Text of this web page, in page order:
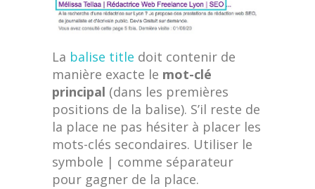
La balise title doit contenir de
manière exacte le mot-clé
principal (dans les premières
positions de la balise). S’il reste de
la place ne pas hésiter à placer les
mots-clés secondaires. Utiliser le
symbole | comme séparateur
pour gagner de la place.